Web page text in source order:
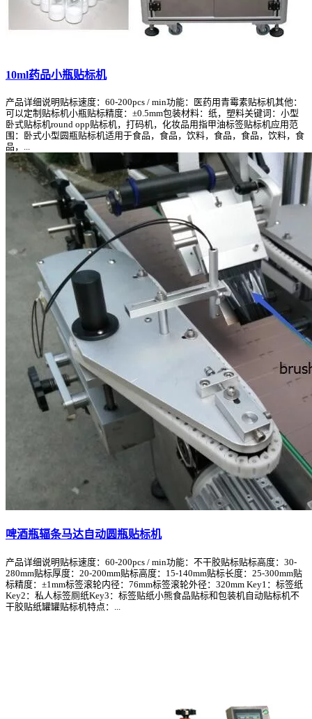
10ml药品小瓶贴标机
产品详细说明贴标速度：60-200pcs / min功能：医药用青霉素贴标机其他：
可以定制贴标机小瓶贴标精度：±0.5mm包装材料：纸，塑料关键词：小型
卧式贴标机round opp贴标机，打码机，化妆品用指甲油标签贴标机应用范
围：卧式小型圆瓶贴标机适用于食品，食品，饮料，食品，食品，饮料，食
品，...
啤酒瓶辐条马达自动圆瓶贴标机
产品详细说明贴标速度：60-200pcs / min功能：不干胶贴标贴标高度：30-
280mm贴标厚度：20-200mm贴标高度：15-140mm贴标长度：25-300mm贴
标精度：±1mm标签滚轮内径：76mm标签滚轮外径：320mm Key1：标签纸
Key2：私人标签厕纸Key3：标签贴纸小熊食品贴标和包装机自动贴标机不
干胶贴纸罐罐贴标机特点：...